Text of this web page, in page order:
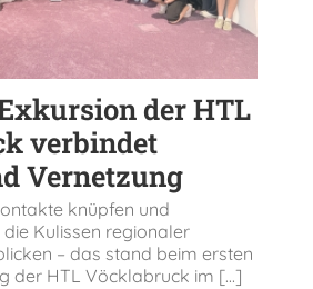
der HTL
verbindet
Vernetzung
knüpfen und
Kulissen regionaler
– das stand beim ersten
der HTL Vöcklabruck im [...]